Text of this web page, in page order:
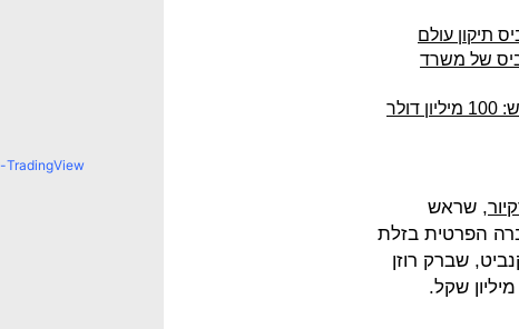
תיקון עולם
של משרד
, שראש
הפרטית בזלת
כ־100-80 מיליון שקל. קנביט, שברק רוזן
עקוב אחר כל השווקים ב-TradingView